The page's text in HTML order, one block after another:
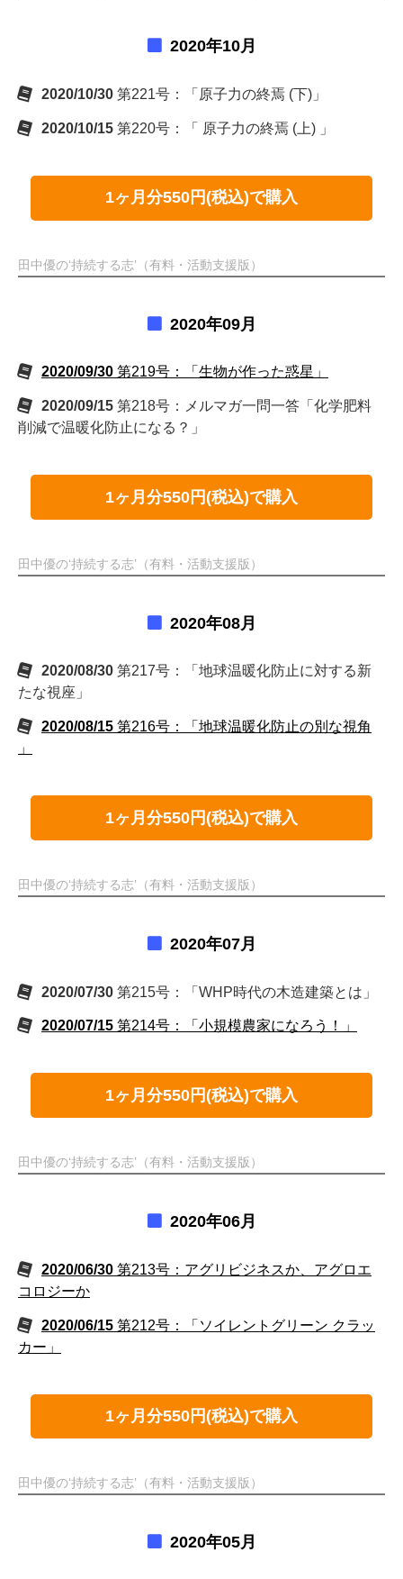
2020年10月
2020/10/30 第221号：「原子力の終焉 (下)」
2020/10/15 第220号：「 原子力の終焉 (上) 」
1ヶ月分550円(税込)で購入
田中優の‘持続する志’（有料・活動支援版）
2020年09月
2020/09/30 第219号：「生物が作った惑星」
2020/09/15 第218号：メルマガ一問一答「化学肥料
削減で温暖化防止になる？」
1ヶ月分550円(税込)で購入
田中優の‘持続する志’（有料・活動支援版）
2020年08月
2020/08/30 第217号：「地球温暖化防止に対する新
たな視座」
2020/08/15 第216号：「地球温暖化防止の別な視角
」
1ヶ月分550円(税込)で購入
田中優の‘持続する志’（有料・活動支援版）
2020年07月
2020/07/30 第215号：「WHP時代の木造建築とは」
2020/07/15 第214号：「小規模農家になろう！」
1ヶ月分550円(税込)で購入
田中優の‘持続する志’（有料・活動支援版）
2020年06月
2020/06/30 第213号：アグリビジネスか、アグロエ
コロジーか
2020/06/15 第212号：「ソイレントグリーン クラッ
カー」
1ヶ月分550円(税込)で購入
田中優の‘持続する志’（有料・活動支援版）
2020年05月